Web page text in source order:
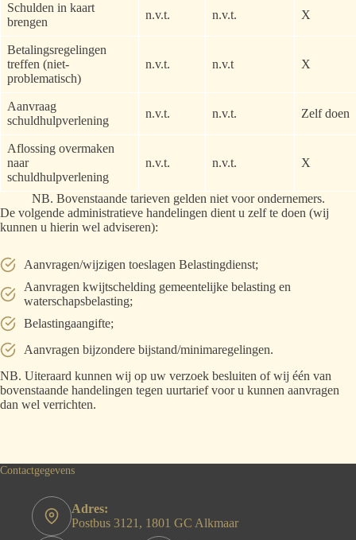
Schulden in kaart
brengen
n.v.t. n.v.t. X
Betalingsregelingen
treffen (niet-
problematisch)
n.v.t. n.v.t X
Aanvraag
schuldhulpverlening
n.v.t. n.v.t. Zelf doen
Aflossing overmaken
naar
schuldhulpverlening
n.v.t. n.v.t. X
NB. Bovenstaande tarieven gelden niet voor ondernemers.
De volgende administratieve handelingen dient u zelf te doen (wij
kunnen u hierin wel adviseren):
Aanvragen/wijzigen toeslagen Belastingdienst;
Aanvragen kwijtschelding gemeentelijke belasting en
waterschapsbelasting;
Belastingaangifte;
Aanvragen bijzondere bijstand/minimaregelingen.
NB. Uiteraard kunnen wij op uw verzoek besluiten of wij één van
bovenstaande handelingen tegen uurtarief voor u kunnen aanvragen
dan wel verrichten.
Contactgegevens
Adres:
Postbus 3121, 1801 GC Alkmaar